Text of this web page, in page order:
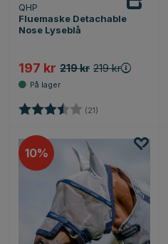
QHP
Fluemaske Detachable
Nose Lyseblå
197 kr 219 kr 219 kr
Karakter: (21)
10%